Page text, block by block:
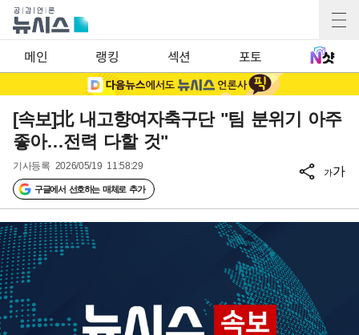
메인 랭킹 섹션 포토
[속보]北 내고향여자축구단 "팀 분위기 아주
좋아…전력 다할 것"
기사등록 2026/05/19 11:58:29
구글에서 선호하는 매체로 추가
가가